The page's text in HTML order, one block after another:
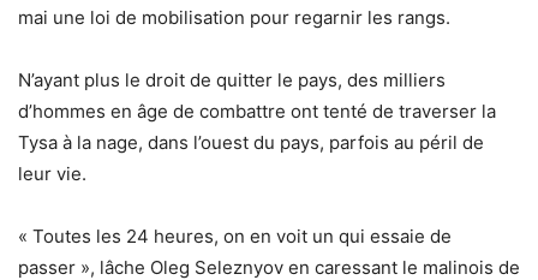
mai une loi de mobilisation pour regarnir les rangs.
N’ayant plus le droit de quitter le pays, des milliers
d’hommes en âge de combattre ont tenté de traverser la
Tysa à la nage, dans l’ouest du pays, parfois au péril de
leur vie.
« Toutes les 24 heures, on en voit un qui essaie de
passer », lâche Oleg Seleznyov en caressant le malinois de